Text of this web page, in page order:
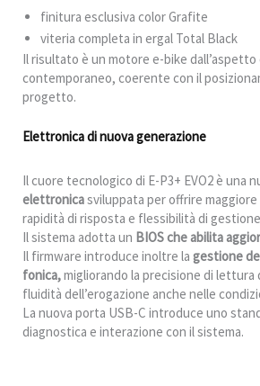
finitura esclusiva color Grafite
viteria completa in ergal Total Black
Il risultato è un motore e-bike
contemporaneo, coerente con il
progetto.
Elettronica di nuova generazione
Il cuore tecnologico di E-P3+ EVO2 è una
elettronicasviluppata per offrire maggiore
rapidità di risposta e flessibilità di
Il sistema adotta un BIOS che abilita
Il firmware introduce inoltre la gestione
fonica,migliorando la precisione di lettura
fluidità dell’erogazione anche nelle
La nuova porta USB-C introduce uno
diagnostica e interazione con il sistema.